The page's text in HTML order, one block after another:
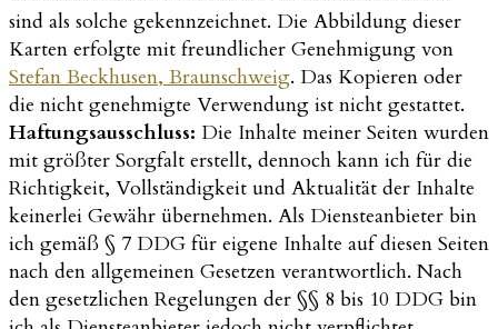
sind als solche gekennzeichnet. Die Abbildung dieser
Karten erfolgte mit freundlicher Genehmigung von
Stefan Beckhusen, Braunschweig. Das Kopieren oder
die nicht genehmigte Verwendung ist nicht gestattet.
Haftungsausschluss: Die Inhalte meiner Seiten wurden
mit größter Sorgfalt erstellt, dennoch kann ich für die
Richtigkeit, Vollständigkeit und Aktualität der Inhalte
keinerlei Gewähr übernehmen. Als Diensteanbieter bin
ich gemäß § 7 DDG für eigene Inhalte auf diesen Seiten
nach den allgemeinen Gesetzen verantwortlich. Nach
den gesetzlichen Regelungen der §§ 8 bis 10 DDG bin